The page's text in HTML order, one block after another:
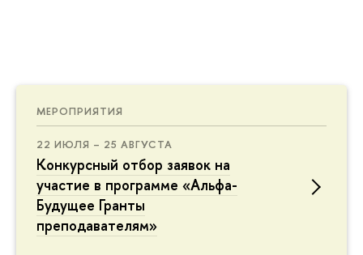
МЕРОПРИЯТИЯ
22 ИЮЛЯ – 25 АВГУСТА
Конкурсный отбор заявок на
участие в программе «Альфа-
Будущее Гранты
преподавателям»